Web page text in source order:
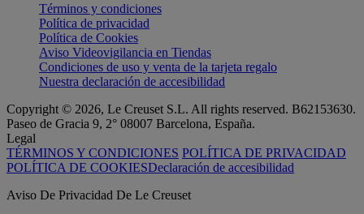
Términos y condiciones
Política de privacidad
Política de Cookies
Aviso Videovigilancia en Tiendas
Condiciones de uso y venta de la tarjeta regalo
Nuestra declaración de accesibilidad
Copyright © 2026, Le Creuset S.L. All rights reserved. B62153630.
Paseo de Gracia 9, 2° 08007 Barcelona, España.
Legal
TÉRMINOS Y CONDICIONES POLÍTICA DE PRIVACIDAD
POLÍTICA DE COOKIESDeclaración de accesibilidad
Aviso De Privacidad De Le Creuset